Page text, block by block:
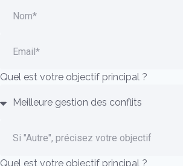
Quel est votre objectif principal ?
Quel est votre objectif principal ?